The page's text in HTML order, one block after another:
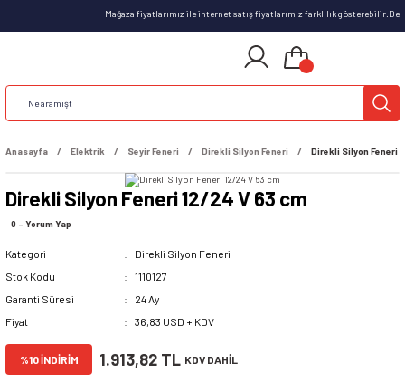
Mağaza fiyatlarımız ile internet satış fiyatlarımız farklılık
Anasayfa Elektrik Seyir Feneri Direkli Silyon Feneri Direkli Silyon Feneri
Direkli Silyon Feneri 12/24 V 63 cm
0 - Yorum Yap
Kategori
Direkli Silyon Feneri
Stok Kodu
1110127
Garanti Süresi
24 Ay
Fiyat
36,83 USD + KDV
%10 İNDİRİM 1.913,82 TL KDV DAHİL